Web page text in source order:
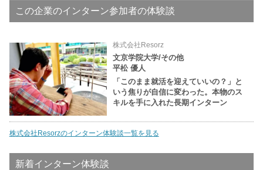
この企業のインターン参加者の体験談
株式会社Resorz
文京学院大学/その他
平松 優人
「このまま就活を迎えていいの？」と
いう焦りが自信に変わった。本物のス
キルを手に入れた長期インターン
株式会社Resorzのインターン体験談一覧を見る
新着インターン体験談